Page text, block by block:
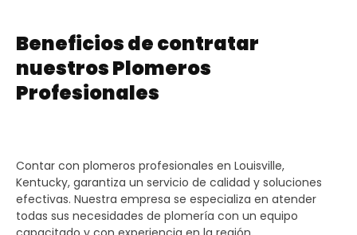
Beneficios de contratar
nuestros Plomeros
Profesionales
Contar con plomeros profesionales en Louisville,
Kentucky, garantiza un servicio de calidad y soluciones
efectivas. Nuestra empresa se especializa en atender
todas sus necesidades de plomería con un equipo